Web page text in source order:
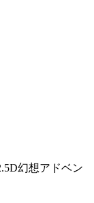
幻想アドベン